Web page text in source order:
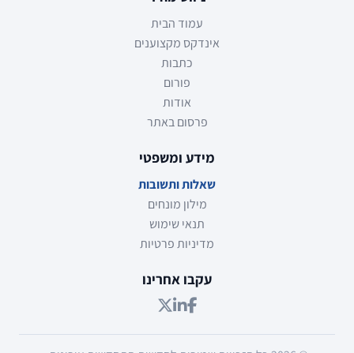
עמוד הבית
אינדקס מקצוענים
כתבות
פורום
אודות
פרסום באתר
מידע ומשפטי
שאלות ותשובות
מילון מונחים
תנאי שימוש
מדיניות פרטיות
עקבו אחרינו